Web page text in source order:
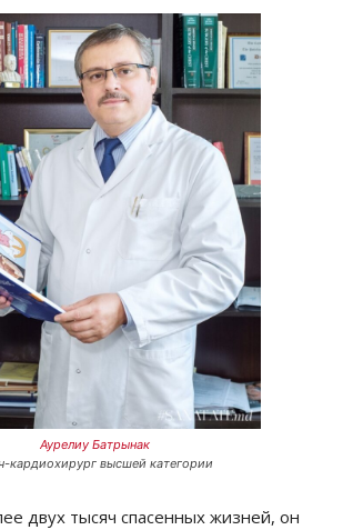
Аурелиу Батрынак
кардиохирург высшей категории
двух тысяч спасенных жизней, он